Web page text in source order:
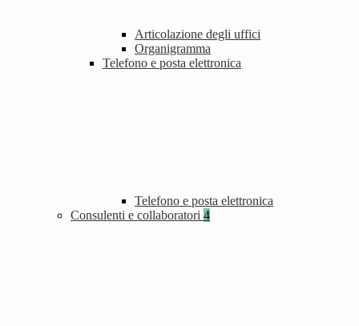
Articolazione degli uffici
Organigramma
Telefono e posta elettronica
Telefono e posta elettronica
Consulenti e collaboratori 4